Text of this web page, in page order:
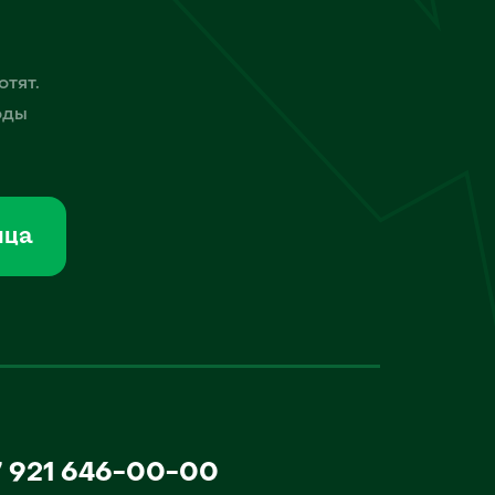
921 646-00-00